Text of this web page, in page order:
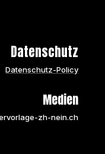
Datenschutz
Datenschutz-Policy
Medien
zh-nein.ch